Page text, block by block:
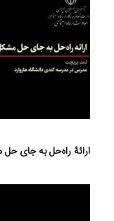
ارائۀ راه‌حل به جای حل